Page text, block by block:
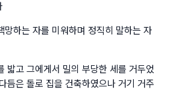
망하는 자를 미워하며 정직히 말하는 자
밟고 그에게서 밀의 부당한 세를 거두었
듬은 돌로 집을 건축하였으나 거기 거주